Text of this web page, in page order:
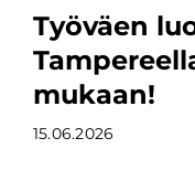
Työväen
mukaan!
15.06.2026